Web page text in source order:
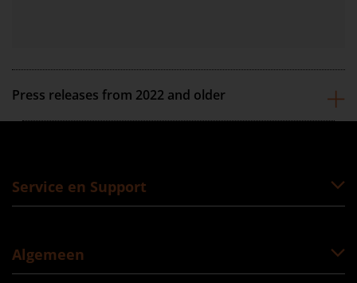
Press releases from 2022 and older
Service en Support
Algemeen